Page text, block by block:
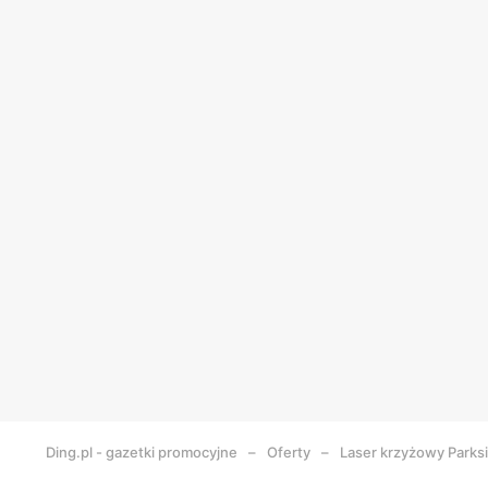
Ding.pl - gazetki promocyjne Oferty Laser krzyżowy